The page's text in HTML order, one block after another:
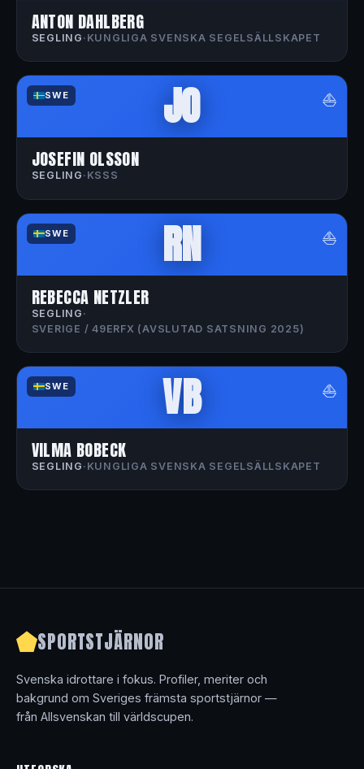
ANTON DAHLBERG
SEGLING · KUNGLIGA SVENSKA SEGELSÄLLSKAPET
SWE ⛵
JO
JOSEFIN OLSSON
SEGLING · KSSS
SWE ⛵
RN
REBECCA NETZLER
SEGLING ·
SVERIGE / 49ERFX (AVSLUTAD SATSNING 2025)
SWE ⛵
VB
VILMA BOBECK
SEGLING · KUNGLIGA SVENSKA SEGELSÄLLSKAPET
SPORTSTJÄRNOR
Svenska idrottare i fokus. Profiler, meriter och
bakgrund om Sveriges främsta sportstjärnor —
från Allsvenskan till världscupen.